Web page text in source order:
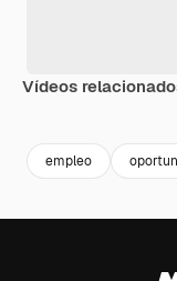
Vídeos
empleo